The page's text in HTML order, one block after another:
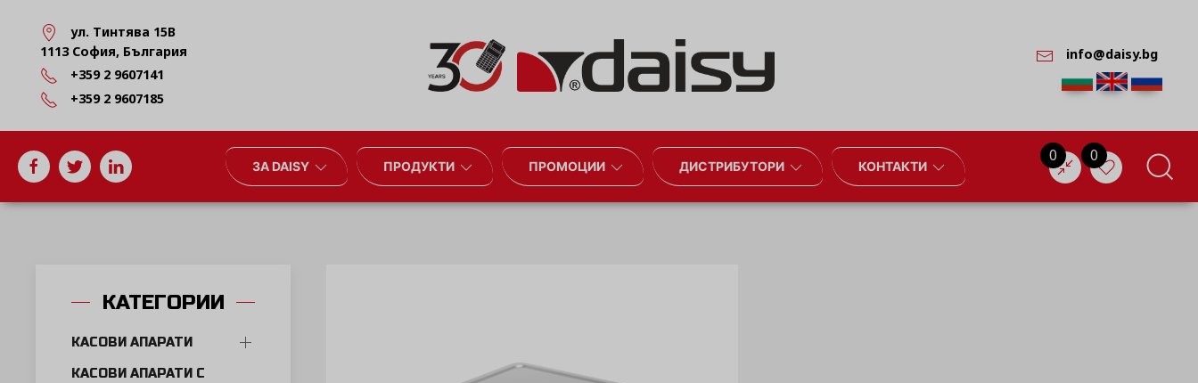
ул. Тинтява 15В
1113 София, България
+359 2 9607141
+359 2 9607185
info@daisy.bg
ЗА DAISY ПРОДУКТИ ПРОМОЦИИ ДИСТРИБУТОРИ КОНТАКТИ
0 0
КАТЕГОРИИ
КАСОВИ АПАРАТИ
КАСОВИ АПАРАТИ С